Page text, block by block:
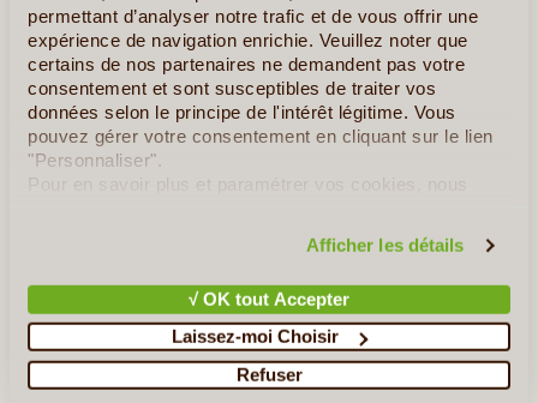
permettant d’analyser notre trafic et de vous offrir une
expérience de navigation enrichie. Veuillez noter que
certains de nos partenaires ne demandent pas votre
consentement et sont susceptibles de traiter vos
données selon le principe de l'intérêt légitime. Vous
pouvez gérer votre consentement en cliquant sur le lien
"Personnaliser".
Pour en savoir plus et paramétrer vos cookies, nous
Afficher les détails
√ OK tout Accepter
Laissez-moi Choisir
Refuser
©
À partir de1 640 €
Un circuit de tourisme responsable qui met l'accent sur la
rencontre avec les habitants, l'aide aux enfants orphelins